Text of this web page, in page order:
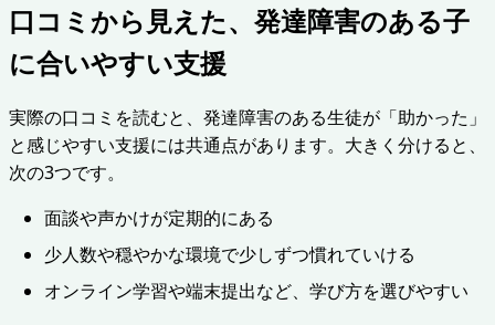
口コミから見えた、発達障害のある子
に合いやすい支援
実際の口コミを読むと、発達障害のある生徒が「助かった」
と感じやすい支援には共通点があります。大きく分けると、
次の3つです。
面談や声かけが定期的にある
少人数や穏やかな環境で少しずつ慣れていける
オンライン学習や端末提出など、学び方を選びやすい